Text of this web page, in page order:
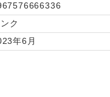
ク
年6月